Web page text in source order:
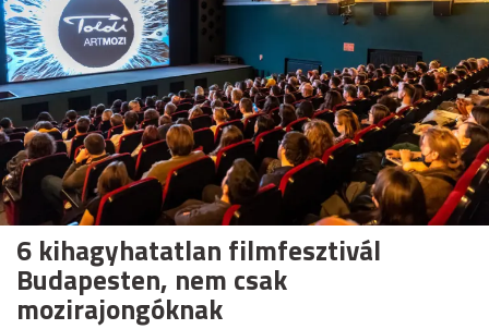
6 kihagyhatatlan filmfesztivál
Budapesten, nem csak
mozirajongóknak